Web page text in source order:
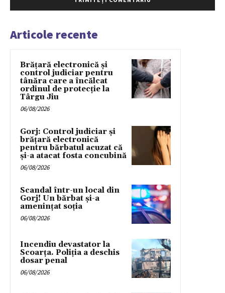
Articole recente
Brățară electronică și
control judiciar pentru
tânăra care a încălcat
ordinul de protecție la
Târgu Jiu
06/08/2026
Gorj: Control judiciar și
brățară electronică
pentru bărbatul acuzat că
și-a atacat fosta concubină
06/08/2026
Scandal într-un local din
Gorj! Un bărbat și-a
amenințat soția
06/08/2026
Incendiu devastator la
Scoarța. Poliția a deschis
dosar penal
06/08/2026